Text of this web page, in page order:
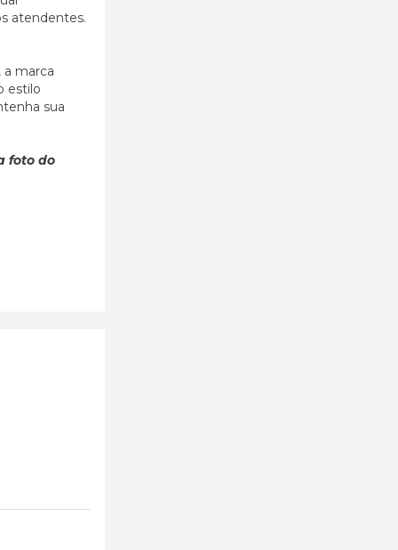
atendentes.
marca
estilo
sua
foto do